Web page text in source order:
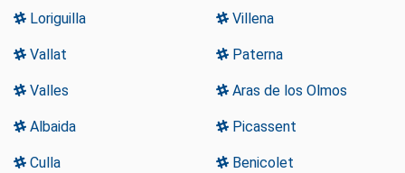
Loriguilla Villena
Vallat Paterna
Valles Aras de los Olmos
Albaida Picassent
Culla Benicolet